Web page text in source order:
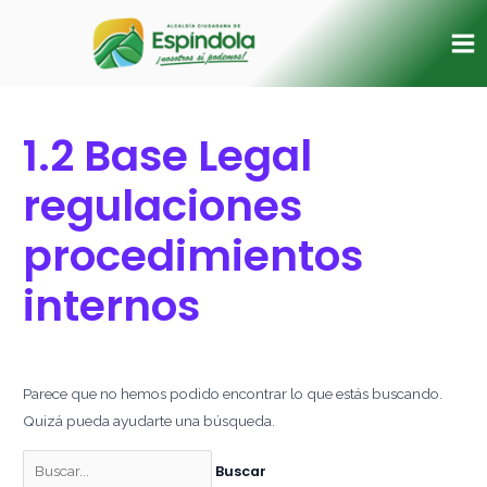
1.2 Base Legal
regulaciones
procedimientos
internos
Parece que no hemos podido encontrar lo que estás buscando.
Quizá pueda ayudarte una búsqueda.